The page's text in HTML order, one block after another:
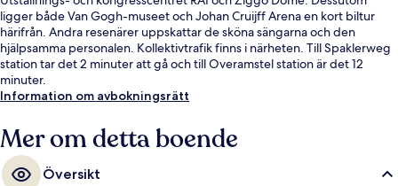
ligger både Van Gogh-museet och Johan Cruijff Arena en kort biltur
härifrån. Andra resenärer uppskattar de sköna sängarna och den
hjälpsamma personalen. Kollektivtrafik finns i närheten. Till Spaklerweg
station tar det 2 minuter att gå och till Overamstel station är det 12
minuter.
Information om avbokningsrätt
Mer om detta boende
Översikt